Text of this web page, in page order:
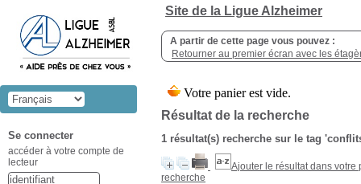
Site de la Ligue Alzheimer
A partir de cette page vous pouvez :
Retourner au premier écran avec les
Résultat de la recherche
1 résultat(s) recherche sur le tag
Ajouter le résultat dans votre
recherche
Se connecter
accéder à votre compte de
lecteur